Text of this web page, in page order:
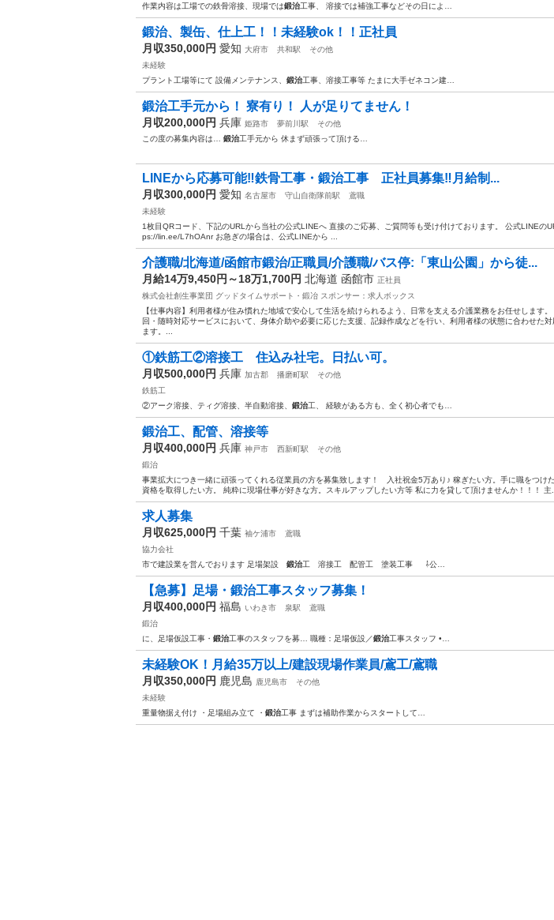
作業内容は工場での鉄骨溶接、現場では鍛治工事、 溶接では補強工事などその日によ…
鍛治、製缶、仕上工！！未経験ok！！正社員
月収350,000円 愛知 大府市 共和駅
その他
未経験
プラント工場等にて 設備メンテナンス、 鍛治工事、溶接工事等 たまに大手ゼネコン建…
鍛治工手元から！ 寮有り！ 人が足りてません！
月収200,000円 兵庫 姫路市 夢前川駅
その他
この度の募集内容は… 鍛治工手元から 休まず頑張って頂ける…
LINEから応募可能‼️鉄骨工事・鍛治工事 正社員募集‼️月給制...
月収300,000円 愛知 名古屋市 守山自衛隊前駅
鳶職
未経験
1枚目QRコード、下記のURLから当社の公式LINEへ 直接のご応募、ご質問等も受け付けております。 公式LINEの
ps://lin.ee/L7hOAnr お急ぎの場合は、公式LINEから ...
介護職/北海道/函館市鍛治/正職員/介護職/バス停:「東山公園」から徒...
月給14万9,450円～18万1,700円 北海道 函館市 正社員
株式会社創生事業団 グッドタイムサポート・鍛冶 スポンサー：求人ボックス
【仕事内容】利用者様が住み慣れた地域で安心して生活を続けられるよう、日常を支える介護業務をお任せします。
回・随時対応サービスにおいて、身体介助や必要に応じた支援、記録作成などを行い、利用者様の状態に合わせた
ます。...
①鉄筋工②溶接工 住込み社宅。日払い可。
月収500,000円 兵庫 加古郡 播磨町駅
その他
鉄筋工
②アーク溶接、ティグ溶接、半自動溶接、 鍛治工、 経験がある方も、全く初心者でも…
鍛治工、配管、溶接等
月収400,000円 兵庫 神戸市 西新町駅
その他
鍛治
事業拡大につき一緒に頑張ってくれる従業員の方を募集致します！ 入社祝金5万あり♪ 稼ぎたい方。手に職をつけた
資格を取得したい方。 純粋に現場仕事が好きな方。スキルアップしたい方等 私に力を貸して頂けませんか！！！ 主...
求人募集
月収625,000円 千葉 袖ケ浦市
鳶職
協力会社
市で建設業を営んでおります 足場架設 鍛治工 溶接工 配管工 塗装工事 ⇩公…
【急募】足場・鍛治工事スタッフ募集！
月収400,000円 福島 いわき市 泉駅
鳶職
鍛治
に、足場仮設工事・ 鍛治工事のスタッフを募… 職種：足場仮設／鍛治工事スタッフ •…
未経験OK！月給35万以上/建設現場作業員/鳶工/鳶職
月収350,000円 鹿児島 鹿児島市
その他
未経験
重量物据え付け ・足場組み立て ・ 鍛治工事 まずは補助作業からスタートして…